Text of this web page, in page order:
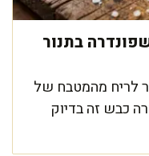
בתנור
לריח מהמטבח של
כבש זה בדיוק